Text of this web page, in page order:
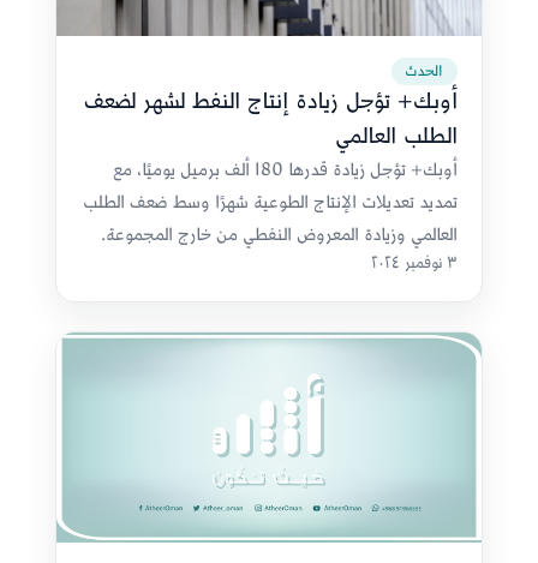
الحدث
أوبك+ تؤجل زيادة إنتاج النفط لشهر لضعف
الطلب العالمي
أوبك+ تؤجل زيادة قدرها 180 ألف برميل يوميًا، مع
تمديد تعديلات الإنتاج الطوعية شهرًا وسط ضعف الطلب
العالمي وزيادة المعروض النفطي من خارج المجموعة.
٣ نوفمبر ٢٠٢٤